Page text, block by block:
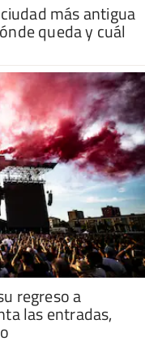
más antigua
queda y cuál
regreso a
las entradas,